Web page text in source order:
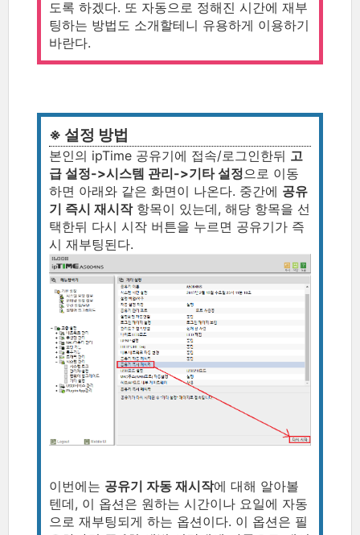
도록 하겠다. 또 자동으로 정해진 시간에 재부
팅하는 방법도 소개할테니 유용하게 이용하기
바란다.
※ 설정 방법
본인의 ipTime 공유기에 접속/로그인한뒤 고
급 설정->시스템 관리->기타 설정으로 이동
하면 아래와 같은 화면이 나온다. 중간에 공유
기 즉시 재시작항목이 있는데, 해당 항목을 선
택한뒤 다시 시작 버튼을 누르면 공유기가 즉
시 재부팅된다.
이번에는 공유기 자동 재시작에 대해 알아볼
텐데, 이 옵션은 원하는 시간이나 요일에 자동
으로 재부팅되게 하는 옵션이다. 이 옵션은 필